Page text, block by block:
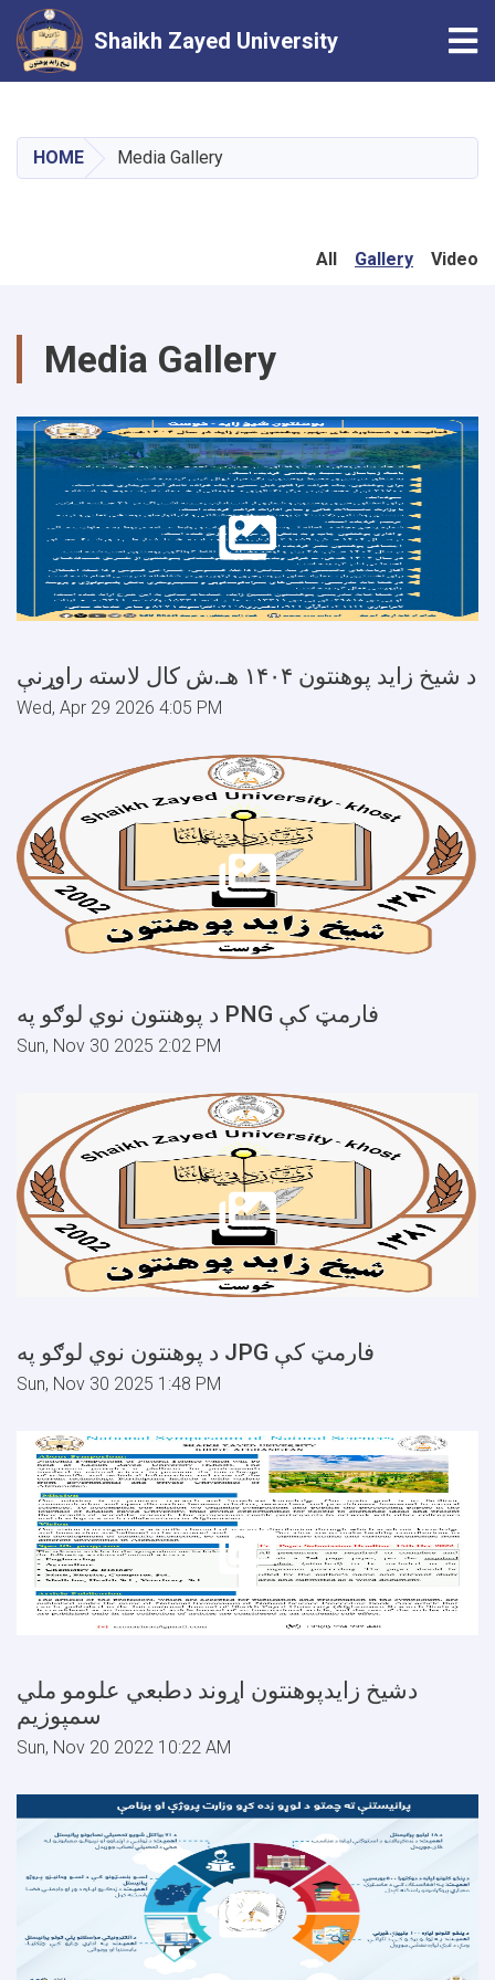
content
Shaikh Zayed University
HOME Media Gallery
All Gallery Video
Media Gallery
د شيخ زايد پوهنتون ۱۴۰۴ هـ.ش کال لاسته راوړنې
Wed, Apr 29 2026 4:05 PM
د پوهنتون نوي لوګو په PNG فارمټ کې
Sun, Nov 30 2025 2:02 PM
د پوهنتون نوي لوګو په JPG فارمټ کې
Sun, Nov 30 2025 1:48 PM
دشیخ زایدپوهنتون اړوند دطبعي علومو ملي
سمپوزیم
Sun, Nov 20 2022 10:22 AM